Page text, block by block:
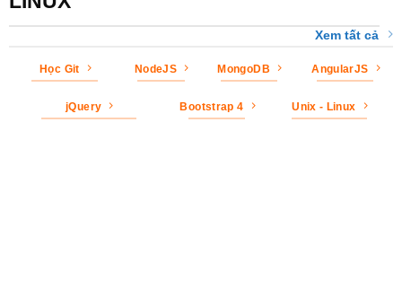
Xem tất cả
Học Git NodeJS MongoDB AngularJS
jQuery Bootstrap 4 Unix - Linux